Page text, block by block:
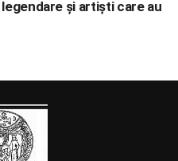
și artiști care au